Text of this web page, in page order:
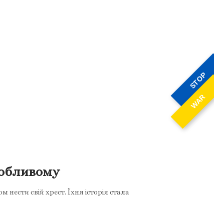
STOP
WAR
свій хрест. Їхня історія стала